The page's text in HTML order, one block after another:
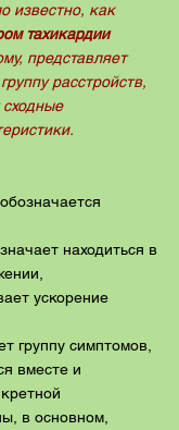
известно, как
тахикардии
представляет
расстройств,
обозначается
находиться в
ускорение
группу симптомов,
вместе и
в основном,